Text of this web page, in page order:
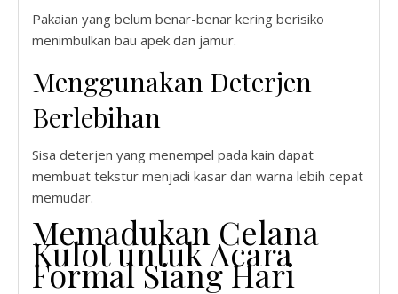
Pakaian yang belum benar-benar kering berisiko
menimbulkan bau apek dan jamur.
Menggunakan Deterjen
Berlebihan
Sisa deterjen yang menempel pada kain dapat
membuat tekstur menjadi kasar dan warna lebih cepat
memudar.
Memadukan Celana
Kulot untuk Acara
Formal Siang Hari